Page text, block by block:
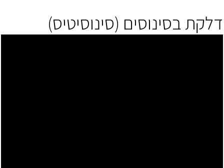
דלקת בסינוסים (סינוסיטיס)